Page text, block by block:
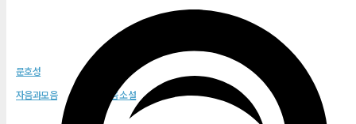
문호성
자음과모음
자음과모음 소설